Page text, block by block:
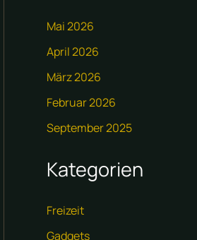
Mai 2026
April 2026
März 2026
Februar 2026
September 2025
Kategorien
Freizeit
Gadgets